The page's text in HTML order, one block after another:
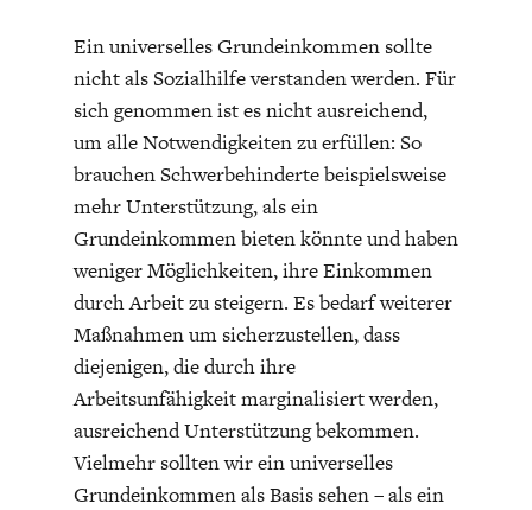
Ein universelles Grundeinkommen sollte
nicht als Sozialhilfe verstanden werden. Für
sich genommen ist es nicht ausreichend,
um alle Notwendigkeiten zu erfüllen: So
brauchen Schwerbehinderte beispielsweise
mehr Unterstützung, als ein
Grundeinkommen bieten könnte und haben
weniger Möglichkeiten, ihre Einkommen
durch Arbeit zu steigern. Es bedarf weiterer
Maßnahmen um sicherzustellen, dass
diejenigen, die durch ihre
Arbeitsunfähigkeit marginalisiert werden,
ausreichend Unterstützung bekommen.
Vielmehr sollten wir ein universelles
Grundeinkommen als Basis sehen – als ein